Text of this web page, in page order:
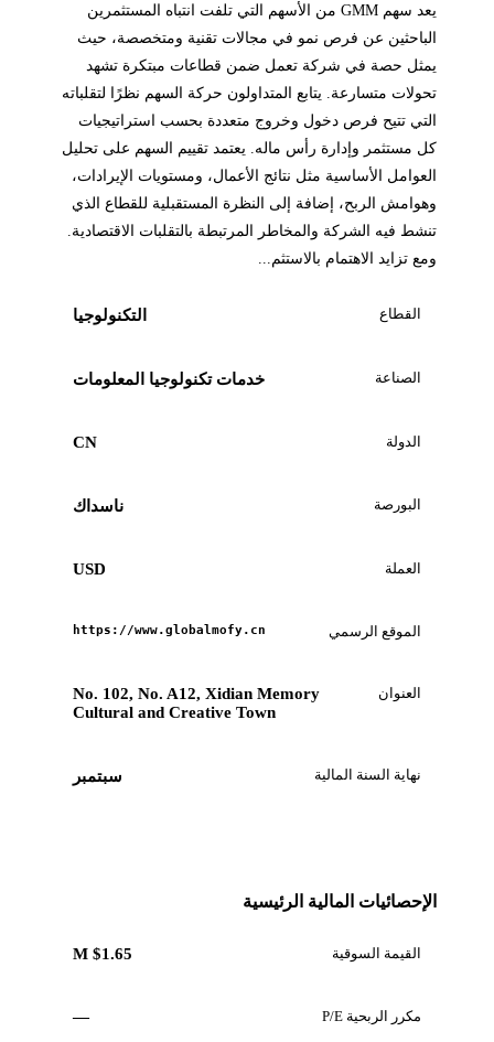
يعد سهم GMM من الأسهم التي تلفت انتباه المستثمرين
الباحثين عن فرص نمو في مجالات تقنية ومتخصصة، حيث
يمثل حصة في شركة تعمل ضمن قطاعات مبتكرة تشهد
تحولات متسارعة. يتابع المتداولون حركة السهم نظرًا لتقلباته
التي تتيح فرص دخول وخروج متعددة بحسب استراتيجيات
كل مستثمر وإدارة رأس ماله. يعتمد تقييم السهم على تحليل
العوامل الأساسية مثل نتائج الأعمال، ومستويات الإيرادات،
وهوامش الربح، إضافة إلى النظرة المستقبلية للقطاع الذي
تنشط فيه الشركة والمخاطر المرتبطة بالتقلبات الاقتصادية.
ومع تزايد الاهتمام بالاستثم...
القطاع التكنولوجيا
الصناعة خدمات تكنولوجيا المعلومات
الدولة CN
البورصة ناسداك
العملة USD
الموقع الرسمي https://www.globalmofy.cn
العنوان
No. 102, No. A12, Xidian Memory
Cultural and Creative Town
نهاية السنة المالية سبتمبر
الإحصائيات المالية الرئيسية
القيمة السوقية $1.65 M
مكرر الربحية P/E —